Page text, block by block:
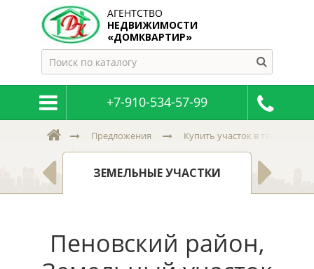
АГЕНТСТВО
НЕДВИЖИМОСТИ
«ДОМКВАРТИР»
+7-910-534-57-99
Предложения Купить участок в тверской и
ЗЕМЕЛЬНЫЕ УЧАСТКИ
Пеновский район,